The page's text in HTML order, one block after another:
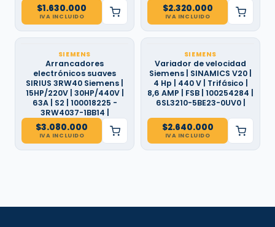
$1.630.000
IVA INCLUIDO
$2.320.000
IVA INCLUIDO
SIEMENS
Arrancadores
electrónicos suaves
SIRIUS 3RW40 Siemens |
15HP/220V | 30HP/440V |
63A | S2 | 100018225 -
3RW4037-1BB14 |
$3.080.000
IVA INCLUIDO
SIEMENS
Variador de velocidad
Siemens | SINAMICS V20 |
4 Hp | 440 V | Trifásico |
8,6 AMP | FSB | 100254284 |
6SL3210-5BE23-0UV0 |
$2.640.000
IVA INCLUIDO